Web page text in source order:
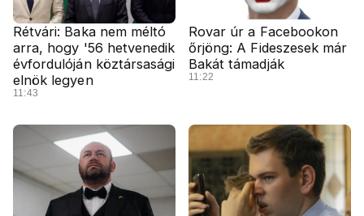
Rétvári: Baka nem méltó
arra, hogy '56 hetvenedik
évfordulóján köztársasági
elnök legyen
11:43
Rovar úr a Facebookon
őrjöng: A Fideszesek már
Bakát támadják
11:22